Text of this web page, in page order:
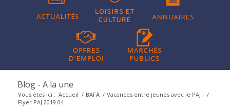
Blog - A la une
Vous êtes ici : Accueil / BAFA / Vacances entre jeunes avec le PAJ ! /
Flyer PAJ 2019 04